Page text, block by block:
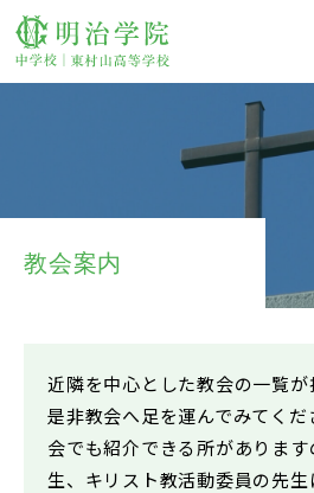
進路
Q&A
教会案内
近隣を中心とした教会の一覧が
是非教会へ足を運んでみてく
会でも紹介できる所がありま
生、キリスト教活動委員の先